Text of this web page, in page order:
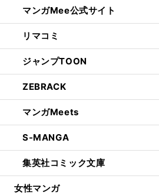
マンガMee公式サイト
リマコミ
ジャンプTOON
ZEBRACK
マンガMeets
S-MANGA
集英社コミック文庫
女性マンガ